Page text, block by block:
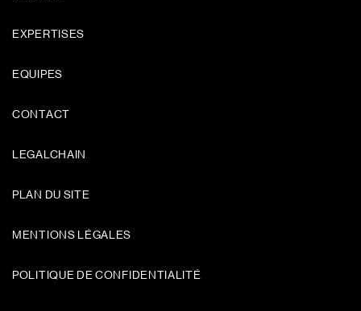
EXPERTISES
EQUIPES
CONTACT
LEGALCHAIN
PLAN DU SITE
MENTIONS LÉGALES
POLITIQUE DE CONFIDENTIALITÉ